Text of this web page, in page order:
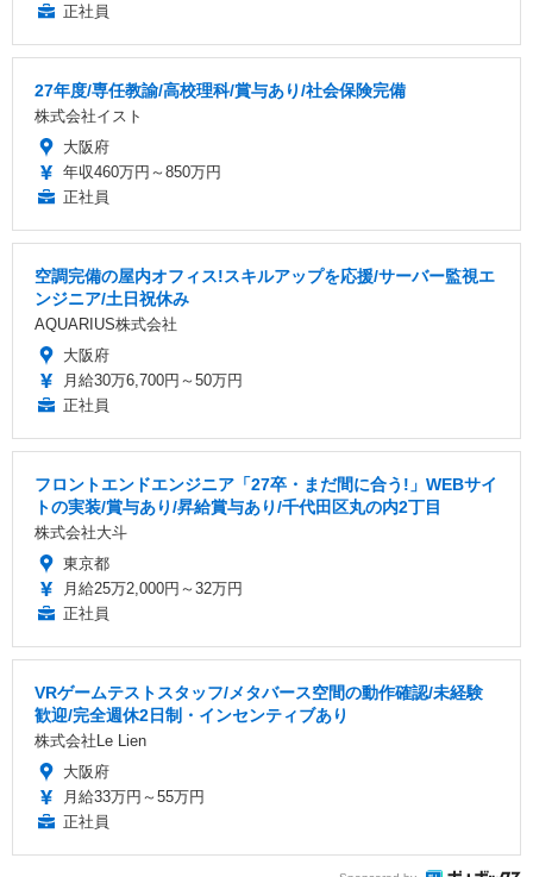
正社員
27年度/専任教諭/高校理科/賞与あり/社会保険完備
株式会社イスト
大阪府
年収460万円～850万円
正社員
空調完備の屋内オフィス!スキルアップを応援/サーバー監視エ
ンジニア/土日祝休み
AQUARIUS株式会社
大阪府
月給30万6,700円～50万円
正社員
フロントエンドエンジニア「27卒・まだ間に合う!」WEBサイ
トの実装/賞与あり/昇給賞与あり/千代田区丸の内2丁目
株式会社大斗
東京都
月給25万2,000円～32万円
正社員
VRゲームテストスタッフ/メタバース空間の動作確認/未経験
歓迎/完全週休2日制・インセンティブあり
株式会社Le Lien
大阪府
月給33万円～55万円
正社員